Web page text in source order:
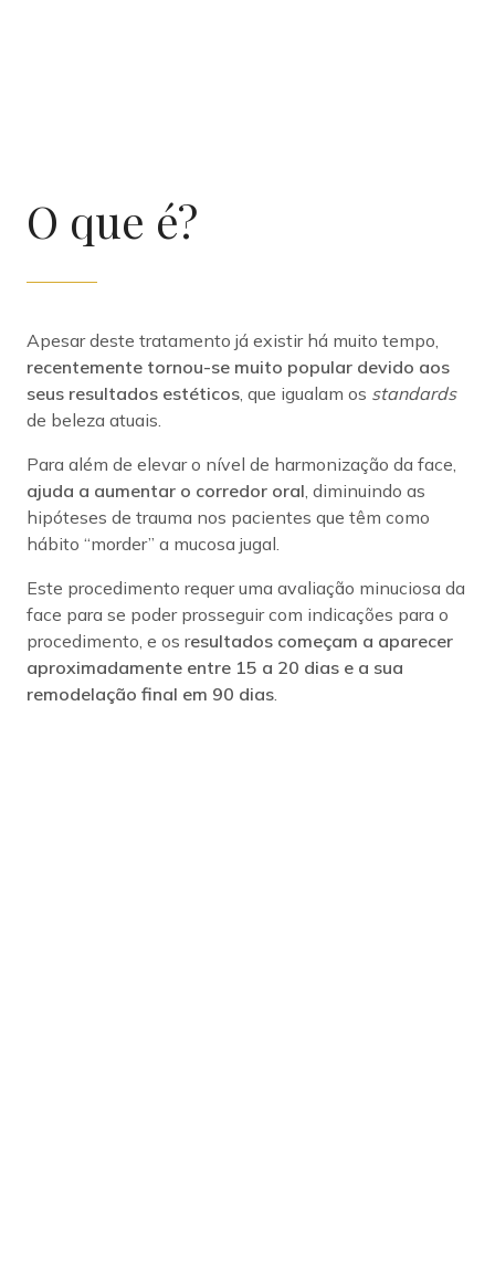
O que é?
Apesar deste tratamento já existir há muito tempo,
recentemente tornou-se muito popular devido aos
seus resultados estéticos , que igualam os standards
de beleza atuais.
Para além de elevar o nível de harmonização da face,
ajuda a aumentar o corredor oral , diminuindo as
hipóteses de trauma nos pacientes que têm como
hábito “morder” a mucosa jugal.
Este procedimento requer uma avaliação minuciosa da
face para se poder prosseguir com indicações para o
procedimento, e os resultados começam a aparecer
aproximadamente entre 15 a 20 dias e a sua
remodelação final em 90 dias